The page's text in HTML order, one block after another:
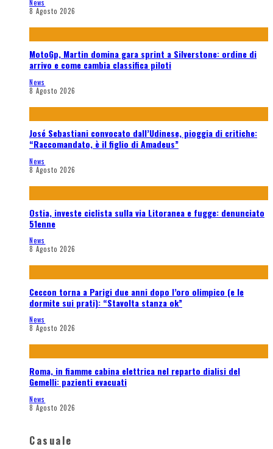
News
8 Agosto 2026
MotoGp, Martin domina gara sprint a Silverstone: ordine di
arrivo e come cambia classifica piloti
News
8 Agosto 2026
José Sebastiani convocato dall’Udinese, pioggia di critiche:
“Raccomandato, è il figlio di Amadeus”
News
8 Agosto 2026
Ostia, investe ciclista sulla via Litoranea e fugge: denunciato
51enne
News
8 Agosto 2026
Ceccon torna a Parigi due anni dopo l’oro olimpico (e le
dormite sui prati): “Stavolta stanza ok”
News
8 Agosto 2026
Roma, in fiamme cabina elettrica nel reparto dialisi del
Gemelli: pazienti evacuati
News
8 Agosto 2026
Casuale